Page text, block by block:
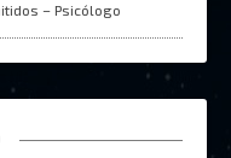
– Psicólogo